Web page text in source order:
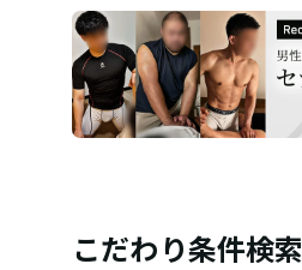
こだわり条件検索